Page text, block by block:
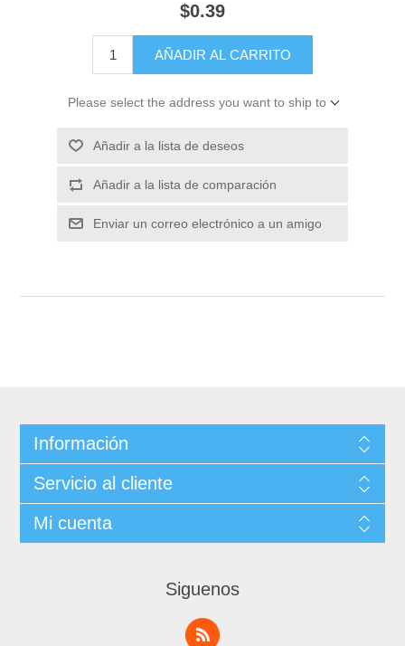
$0.39
Please select the address you want to ship to
Información
Servicio al cliente
Mi cuenta
Siguenos